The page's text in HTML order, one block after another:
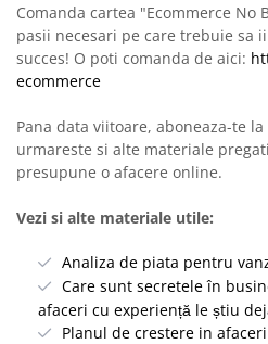
Comanda cartea "Ecommerce No
pasii necesari pe care trebuie sa
succes! O poti comanda de aici:
ecommerce
Pana data viitoare, aboneaza-te
urmareste si alte materiale
presupune o afacere online.
Vezi si alte materiale utile:
Analiza de piata pentru
Care sunt secretele în
afaceri cu experiență le știu
Planul de crestere in